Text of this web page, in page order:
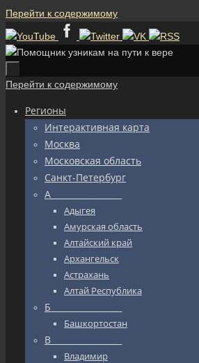
Перейти к содержимому
Перейти к содержимому
Регионы
Интерактивная карта
Москва
Московская область
Санкт-Петербург
А_________________
Адыгея
Амурская область
Алтайский край
Архангельск
Астрахань
Алтай Республика
Б_________________
Башкортостан
В_________________
Владимир